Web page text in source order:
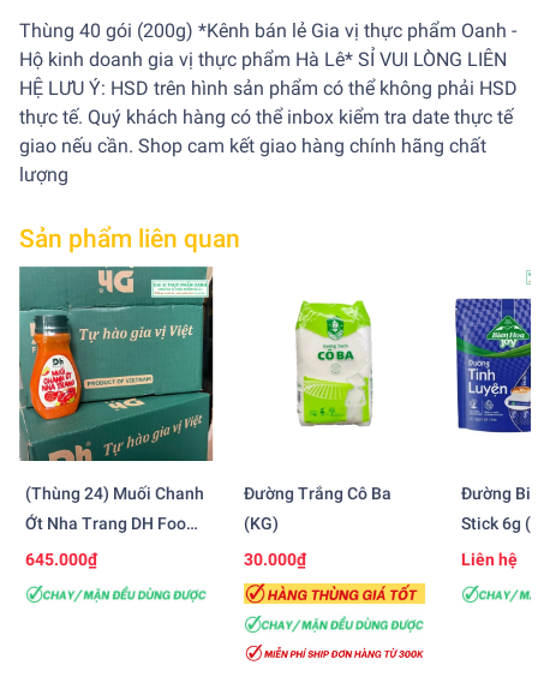
Thùng 40 gói (200g) *Kênh bán lẻ Gia vị thực phẩm Oanh -
Hộ kinh doanh gia vị thực phẩm Hà Lê* SỈ VUI LÒNG LIÊN
HỆ LƯU Ý: HSD trên hình sản phẩm có thể không phải HSD
thực tế. Quý khách hàng có thể inbox kiểm tra date thực tế
giao nếu cần. Shop cam kết giao hàng chính hãng chất
lượng
Sản phẩm liên quan
(Thùng 24) Muối Chanh
Ớt Nha Trang DH Foods
(200gr)
645.000₫
Đường Trắng Cô Ba
(KG)
30.000₫
Đường
Stick 6g
(Bao 20
Liên hệ